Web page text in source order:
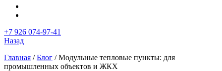
+7 926 074-97-41
Назад
Главная /Блог /Модульные тепловые пункты: для
промышленных объектов и ЖКХ